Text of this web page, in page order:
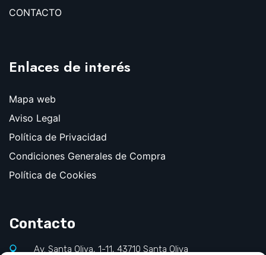
CONTACTO
Enlaces de interés
Mapa web
Aviso Legal
Política de Privacidad
Condiciones Generales de Compra
Política de Cookies
Contacto
Av. Santa Oliva, 1-11, 43710 Santa Oliva